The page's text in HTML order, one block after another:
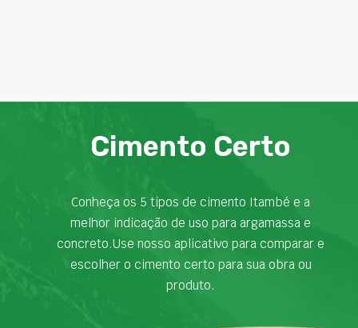
Cimento Certo
Conheça os 5 tipos de cimento Itambé e a
melhor indicação de uso para argamassa e
concreto.Use nosso aplicativo para comparar e
escolher o cimento certo para sua obra ou
produto.